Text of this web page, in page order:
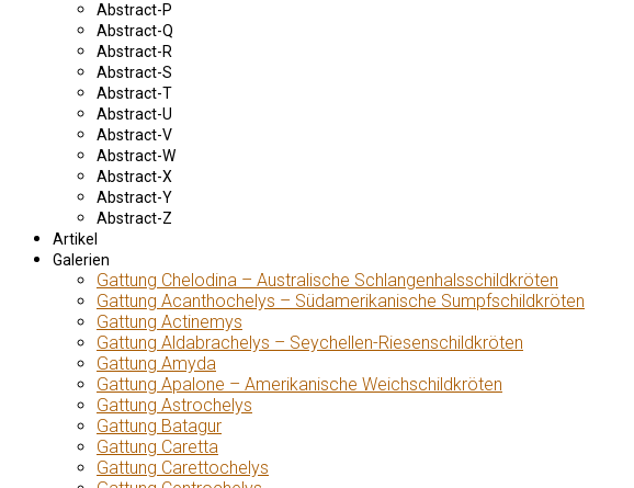
Abstract-P
Abstract-Q
Abstract-R
Abstract-S
Abstract-T
Abstract-U
Abstract-V
Abstract-W
Abstract-X
Abstract-Y
Abstract-Z
Artikel
Galerien
Gattung Chelodina – Australische Schlangenhalsschildkröten
Gattung Acanthochelys – Südamerikanische Sumpfschildkröten
Gattung Actinemys
Gattung Aldabrachelys – Seychellen-Riesenschildkröten
Gattung Amyda
Gattung Apalone – Amerikanische Weichschildkröten
Gattung Astrochelys
Gattung Batagur
Gattung Caretta
Gattung Carettochelys